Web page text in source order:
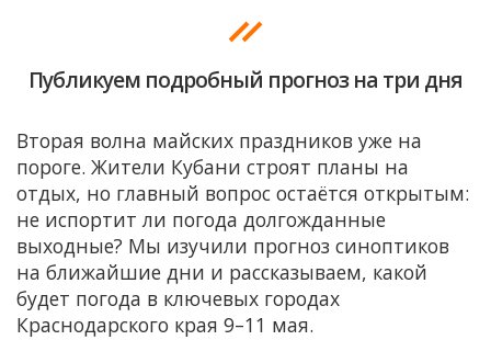
Публикуем подробный прогноз на три дня
Вторая волна майских праздников уже на
пороге. Жители Кубани строят планы на
отдых, но главный вопрос остаётся открытым:
не испортит ли погода долгожданные
выходные? Мы изучили прогноз синоптиков
на ближайшие дни и рассказываем, какой
будет погода в ключевых городах
Краснодарского края 9–11 мая.